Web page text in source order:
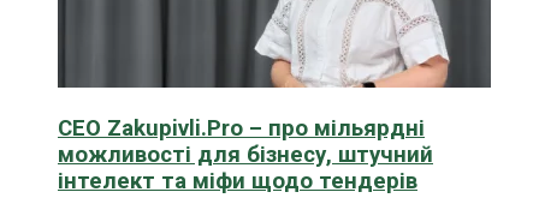
CEO Zakupivli.Pro – про мільярдні
можливості для бізнесу, штучний
інтелект та міфи щодо тендерів